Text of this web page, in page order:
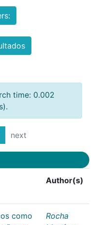
time: 0.002
next
Author(s)
como
Rocha